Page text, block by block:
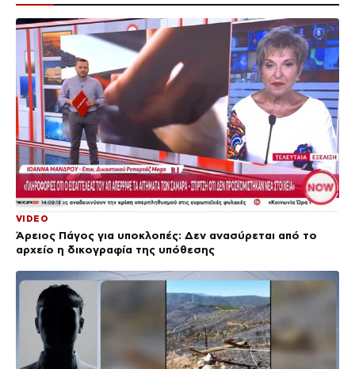
VIDEO
Άρειος Πάγος για υποκλοπές: Δεν ανασύρεται από το
αρχείο η δικογραφία της υπόθεσης